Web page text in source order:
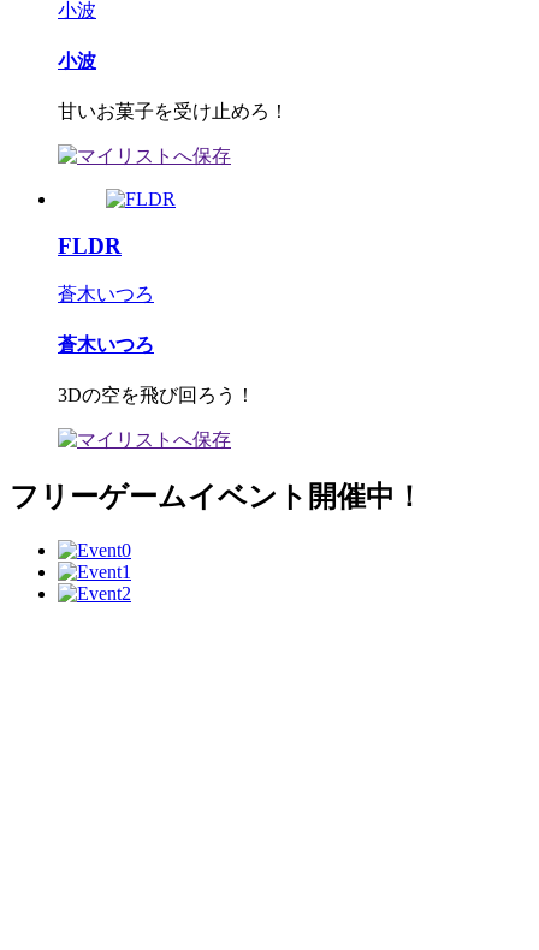
小波
小波
甘いお菓子を受け止めろ！
FLDR
蒼木いつろ
蒼木いつろ
3Dの空を飛び回ろう！
フリーゲームイベント開催中！